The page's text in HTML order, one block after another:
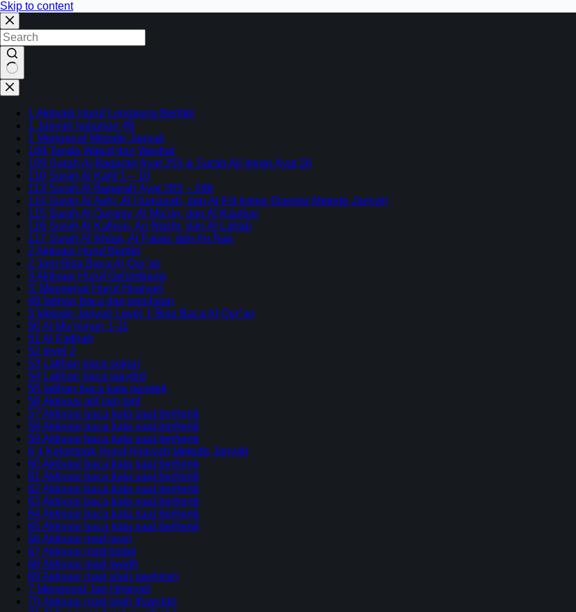
Skip to content
No
results
1 Aktivasi Huruf Lengkung Bertitik
1 Jariyah halaman 48
1 Mengenal Metode Jariyah
108 Tanda Wakaf dan Washal
109 Surah Al Baqarah Ayat 255 & Surah Ali Imran Ayat 26
110 Surah Al Kahf 1 – 10
113 Surah Al Baqarah Ayat 283 – 286
114 Surah Al Ashr, Al Humazah, dan Al Fiil Irama Standar Metode Jariyah
115 Surah Al Quraisy, Al Ma’un, dan Al Kautsar
116 Surah Al Kafirun, An Nashr, dan Al Lahab
117 Surah Al Ikhlas, Al Falaq, dan An Nas
2 Aktivasi Huruf Berdiri
2 Jam Bisa Baca Al Qur’an
3 Aktivasi Huruf Gelombang
3. Mengenal Huruf Hijaiyah
49 latihan baca dan penilaian
5 Metode Jariyah Level 1 Bisa Baca Al Qur’an
50 Al Mu’minun 1-11
51 Al Fatihah
52 level 2
53 Latihan baca sukun
54 Latihan baca tasydid
55 latihan baca kata pendek
56 Aktivasi alif lam tarif
57 Aktivasi baca kata saat berhenti
58 Aktivasi baca kata saat berhenti
59 Aktivasi baca kata saat berhenti
6 4 Kelompok Huruf Hijaiyah Metode Jariyah
60 Aktivasi baca kata saat berhenti
61 Aktivasi baca kata saat berhenti
62 Aktivasi baca kata saat berhenti
63 Aktivasi baca kata saat berhenti
64 Aktivasi baca kata saat berhenti
65 Aktivasi baca kata saat berhenti
66 Aktivasi mad layin
67 Aktivasi mad badal
68 Aktivasi mad iwadh
69 Aktivasi mad silah qashirah
7 Mengenal Jari Hijaiyah
70 Aktivasi mad silah thawilah